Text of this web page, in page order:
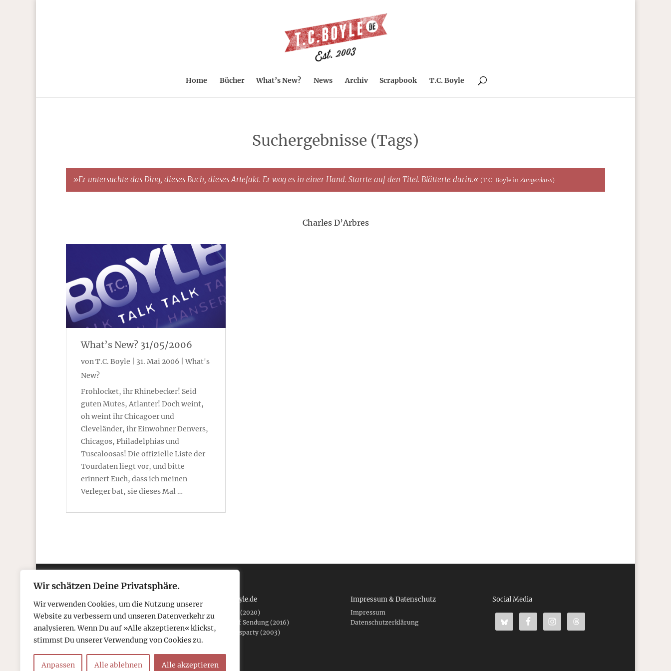
Wir schätzen Deine Privatsphäre.
Wir verwenden Cookies, um die Nutzung unserer
Website zu verbessern und unseren Datenverkehr zu
analysieren. Wenn Du auf »Alle akzeptieren« klickst,
stimmst Du unserer Verwendung von Cookies zu.
Anpassen Alle ablehnen Alle akzeptieren
Home Bücher What’s New? News Archiv Scrapbook T.C. Boyle
Suchergebnisse (Tags)
»Er untersuchte das Ding, dieses Buch, dieses Artefakt. Er wog es in einer Hand. Starrte auf den Titel. Blätterte darin.« (T.C. Boyle in Zungenkuss)
Charles D’Arbres
What’s New? 31/05/2006
vonT.C. Boyle 31. Mai 2006 |What's
New?
Frohlocket, ihr Rhinebecker! Seid
guten Mutes, Atlanter! Doch weint,
oh weint ihr Chicagoer und
Cleveländer, ihr Einwohner Denvers,
Chicagos, Philadelphias und
Tuscaloosas! Die offizielle Liste der
Tourdaten liegt vor, und bitte
erinnert Euch, dass ich meinen
Verleger bat, sie dieses Mal …
Kontakt
Telefon: 05306 912 418
Über tcboyle.de
Refreshed (2020)
Wieder auf Sendung (2016)
Eröffnungsparty (2003)
Impressum & Datenschutz
Impressum
Datenschutzerklärung
Social Media